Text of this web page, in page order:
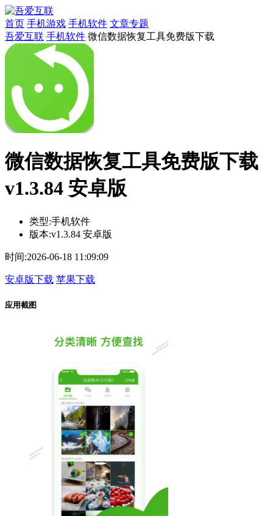
首页 手机游戏 手机软件 文章专题
吾爱互联 手机软件 微信数据恢复工具免费版下载
微信数据恢复工具免费版下载
v1.3.84 安卓版
类型:手机软件
版本:v1.3.84 安卓版
时间:2026-06-18 11:09:09
安卓版下载 苹果下载
应用截图